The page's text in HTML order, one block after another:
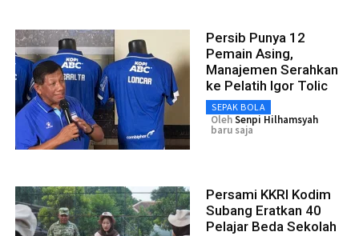
Persib Punya 12
Pemain Asing,
Manajemen Serahkan
ke Pelatih Igor Tolic
SEPAK BOLA
OlehSenpi Hilhamsyah
baru saja
Persami KKRI Kodim
Subang Eratkan 40
Pelajar Beda Sekolah